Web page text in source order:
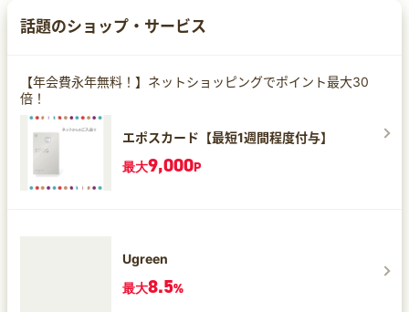
話題のショップ・サービス
【年会費永年無料！】ネットショッピングでポイント最大30
倍！
エポスカード【最短1週間程度付与】
最大9,000P
Ugreen
最大8.5%